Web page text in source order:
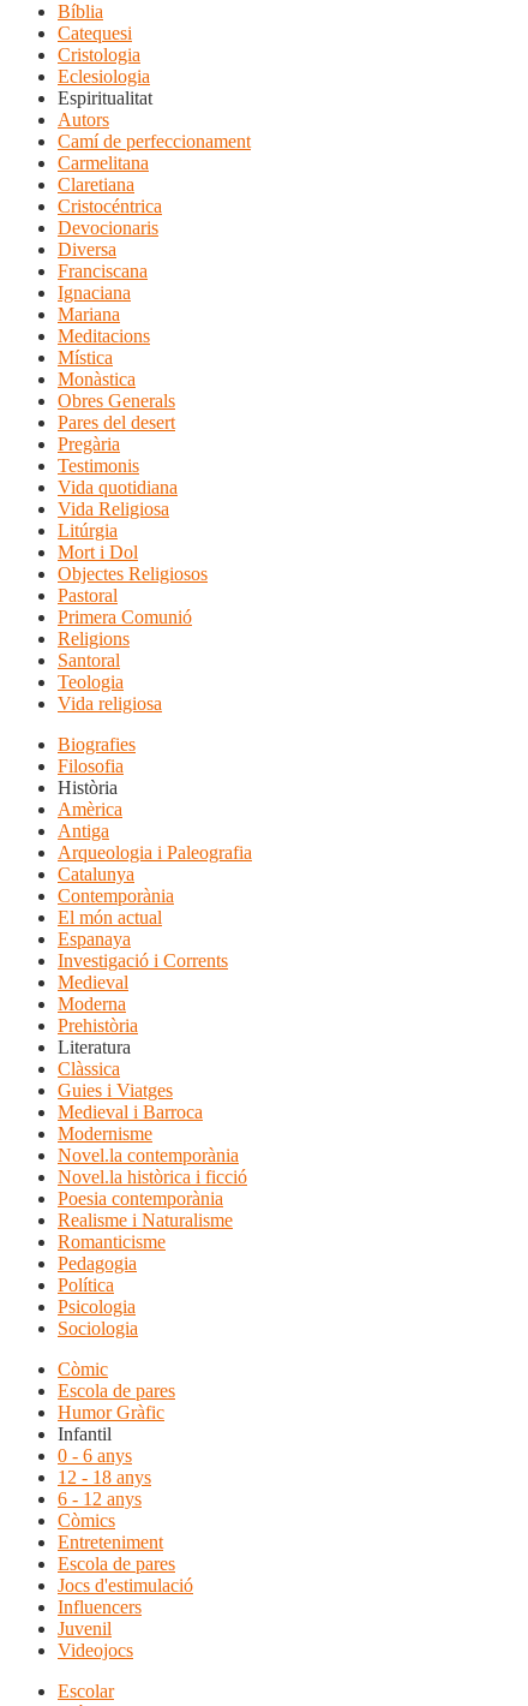
Bíblia
Catequesi
Cristologia
Eclesiologia
Espiritualitat
Autors
Camí de perfeccionament
Carmelitana
Claretiana
Cristocéntrica
Devocionaris
Diversa
Franciscana
Ignaciana
Mariana
Meditacions
Mística
Monàstica
Obres Generals
Pares del desert
Pregària
Testimonis
Vida quotidiana
Vida Religiosa
Litúrgia
Mort i Dol
Objectes Religiosos
Pastoral
Primera Comunió
Religions
Santoral
Teologia
Vida religiosa
Biografies
Filosofia
Història
Amèrica
Antiga
Arqueologia i Paleografia
Catalunya
Contemporània
El món actual
Espanaya
Investigació i Corrents
Medieval
Moderna
Prehistòria
Literatura
Clàssica
Guies i Viatges
Medieval i Barroca
Modernisme
Novel.la contemporània
Novel.la històrica i ficció
Poesia contemporània
Realisme i Naturalisme
Romanticisme
Pedagogia
Política
Psicologia
Sociologia
Còmic
Escola de pares
Humor Gràfic
Infantil
0 - 6 anys
12 - 18 anys
6 - 12 anys
Còmics
Entreteniment
Escola de pares
Jocs d'estimulació
Influencers
Juvenil
Videojocs
Escolar